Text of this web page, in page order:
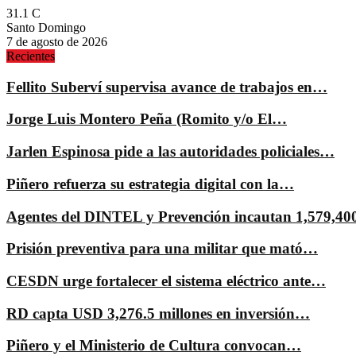
31.1 C
Santo Domingo
7 de agosto de 2026
Recientes
Fellito Suberví supervisa avance de trabajos en…
Jorge Luis Montero Peña (Romito y/o El…
Jarlen Espinosa pide a las autoridades policiales…
Piñero refuerza su estrategia digital con la…
Agentes del DINTEL y Prevención incautan
Prisión preventiva para una militar que mató…
CESDN urge fortalecer el sistema eléctrico ante…
RD capta USD 3,276.5 millones en inversión…
Piñero y el Ministerio de Cultura convocan…